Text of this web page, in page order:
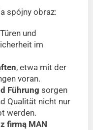
spójny obraz:
und
im
, etwa mit der
voran.
Führung sorgen
Qualität nicht nur
werden.
firmą MAN